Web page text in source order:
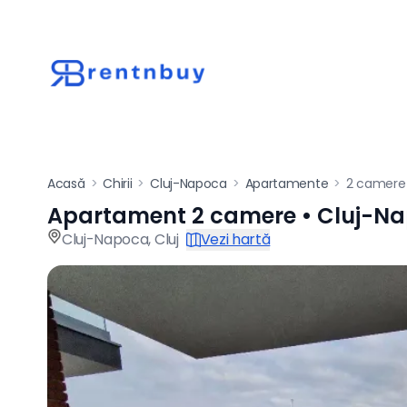
Acasă > Chirii > Cluj-Napoca > Apartamente > 2
Apartament de
Apartament 2 camere • Cluj-
Cluj-Napoca,Cluj Vezi hartă